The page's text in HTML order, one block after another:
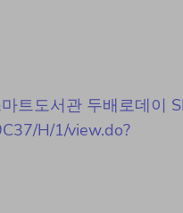
트도서관 두배로데이
H/1/view.do?